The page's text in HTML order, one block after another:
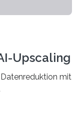
Upscaling
mit
für